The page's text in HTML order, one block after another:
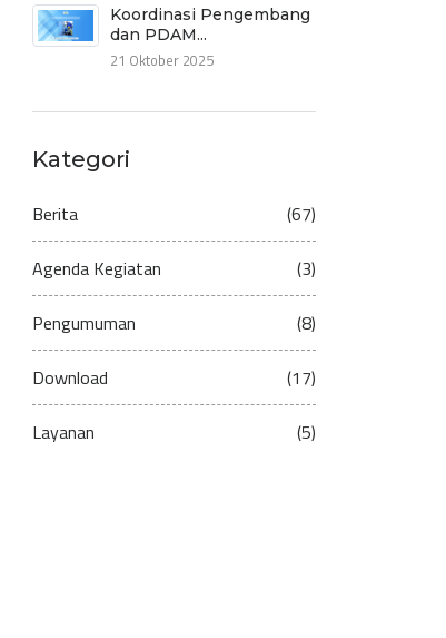
Koordinasi Pengembang
dan PDAM...
21 Oktober 2025
Kategori
Berita (67)
Agenda Kegiatan (3)
Pengumuman (8)
Download (17)
Layanan (5)